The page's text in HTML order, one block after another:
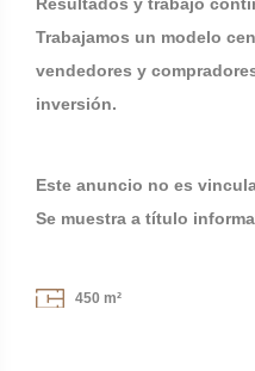
Trabajamos un modelo
vendedores y
inversión.
Este anuncio no es
Se muestra a título
450 m²